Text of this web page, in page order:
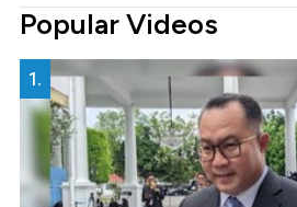
Popular Videos
1.